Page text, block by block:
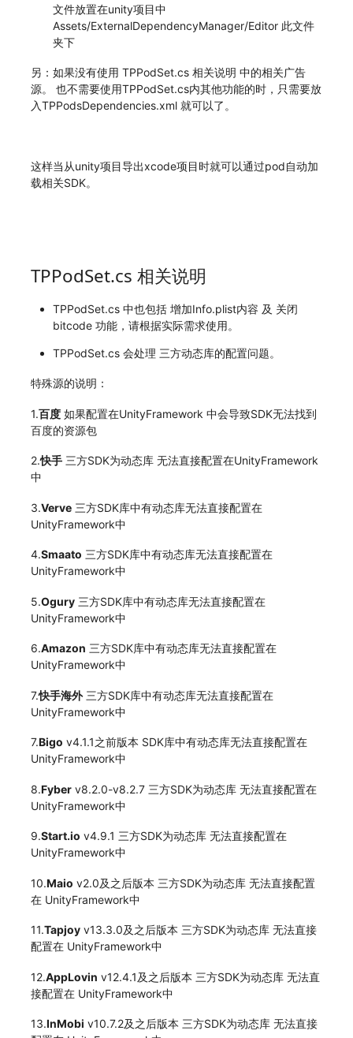
文件放置在unity项目中
Assets/ExternalDependencyManager/Editor 此文件
夹下
另：如果没有使用 TPPodSet.cs 相关说明 中的相关广告
源。 也不需要使用TPPodSet.cs内其他功能的时，只需要放
入TPPodsDependencies.xml 就可以了。
这样当从unity项目导出xcode项目时就可以通过pod自动加
载相关SDK。
TPPodSet.cs 相关说明
TPPodSet.cs 中也包括 增加Info.plist内容 及 关闭
bitcode 功能，请根据实际需求使用。
TPPodSet.cs 会处理 三方动态库的配置问题。
特殊源的说明：
1.百度如果配置在UnityFramework 中会导致SDK无法找到
百度的资源包
2.快手三方SDK为动态库 无法直接配置在UnityFramework
中
3.Verve三方SDK库中有动态库无法直接配置在
UnityFramework中
4.Smaato 三方SDK库中有动态库无法直接配置在
UnityFramework中
5.Ogury三方SDK库中有动态库无法直接配置在
UnityFramework中
6.Amazon 三方SDK库中有动态库无法直接配置在
UnityFramework中
7.快手海外三方SDK库中有动态库无法直接配置在
UnityFramework中
7.Bigo v4.1.1之前版本 SDK库中有动态库无法直接配置在
UnityFramework中
8.Fyberv8.2.0-v8.2.7 三方SDK为动态库 无法直接配置在
UnityFramework中
9.Start.io v4.9.1 三方SDK为动态库 无法直接配置在
UnityFramework中
10.Maio v2.0及之后版本 三方SDK为动态库 无法直接配置
在 UnityFramework中
11.Tapjoyv13.3.0及之后版本 三方SDK为动态库 无法直接
配置在 UnityFramework中
12.AppLovin v12.4.1及之后版本 三方SDK为动态库 无法直
接配置在 UnityFramework中
13.InMobi v10.7.2及之后版本 三方SDK为动态库 无法直接